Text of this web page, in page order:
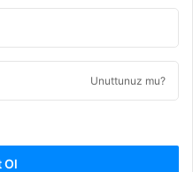
Unuttunuz mu?
Ol